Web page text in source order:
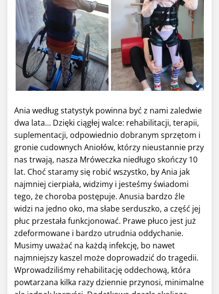
Ania według statystyk powinna być z nami zaledwie
dwa lata… Dzięki ciągłej walce: rehabilitacji, terapii,
suplementacji, odpowiednio dobranym sprzętom i
gronie cudownych Aniołów, którzy nieustannie przy
nas trwają, nasza Mróweczka niedługo skończy 10
lat. Choć staramy się robić wszystko, by Ania jak
najmniej cierpiała, widzimy i jesteśmy świadomi
tego, że choroba postępuje. Anusia bardzo źle
widzi na jedno oko, ma słabe serduszko, a część jej
płuc przestała funkcjonować. Prawe płuco jest już
zdeformowane i bardzo utrudnia oddychanie.
Musimy uważać na każdą infekcję, bo nawet
najmniejszy kaszel może doprowadzić do tragedii.
Wprowadziliśmy rehabilitację oddechową, która
powtarzana kilka razy dziennie przynosi, minimalne